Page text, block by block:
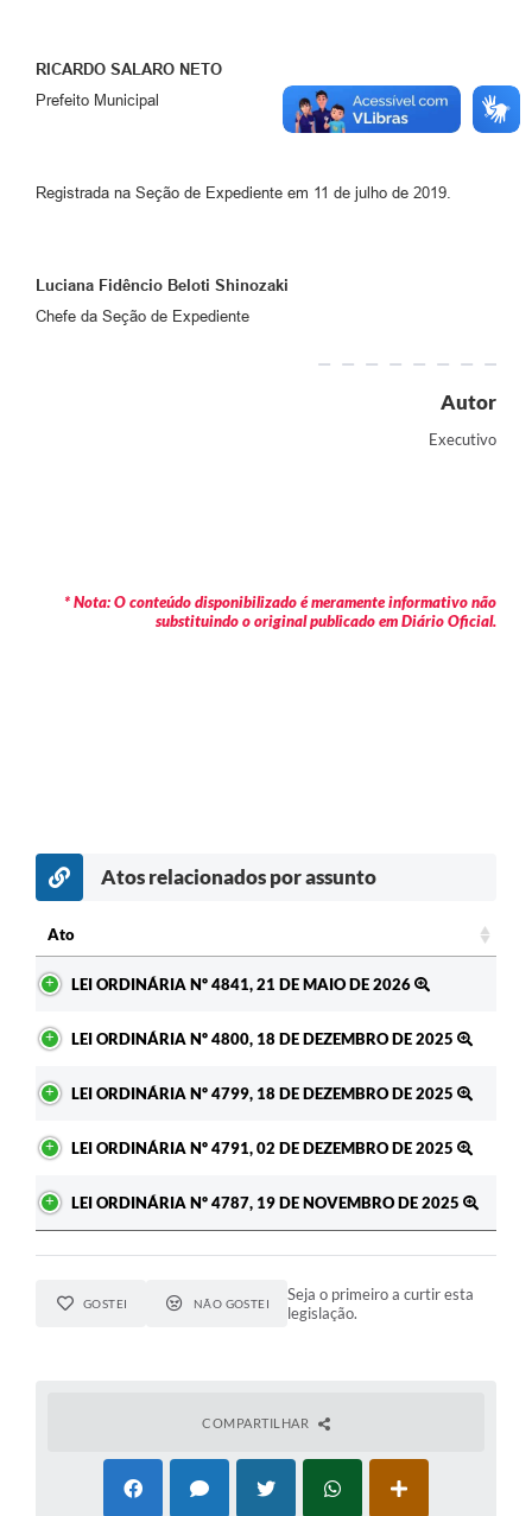
RICARDO SALARO NETO
Prefeito Municipal
Registrada na Seção de Expediente em 11 de julho de 2019.
Luciana Fidêncio Beloti Shinozaki
Chefe da Seção de Expediente
Autor
Executivo
* Nota: O conteúdo disponibilizado é meramente informativo não
substituindo o original publicado em Diário Oficial.
Atos relacionados por assunto
Ato
LEI ORDINÁRIA Nº 4841, 21 DE MAIO DE 2026
LEI ORDINÁRIA Nº 4800, 18 DE DEZEMBRO DE 2025
LEI ORDINÁRIA Nº 4799, 18 DE DEZEMBRO DE 2025
LEI ORDINÁRIA Nº 4791, 02 DE DEZEMBRO DE 2025
LEI ORDINÁRIA Nº 4787, 19 DE NOVEMBRO DE 2025
GOSTEI NÃO GOSTEI
Seja o primeiro a curtir esta
legislação.
COMPARTILHAR